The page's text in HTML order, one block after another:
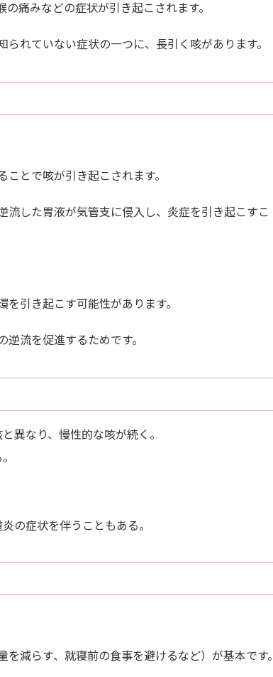
痛みなどの症状が引き起こされます。
れていない症状の一つに、長引く咳があります。
とで咳が引き起こされます。
流した胃液が気管支に侵入し、炎症を引き起こすこ
引き起こす可能性があります。
流を促進するためです。
異なり、慢性的な咳が続く。
の症状を伴うこともある。
減らす、就寝前の食事を避けるなど）が基本です。